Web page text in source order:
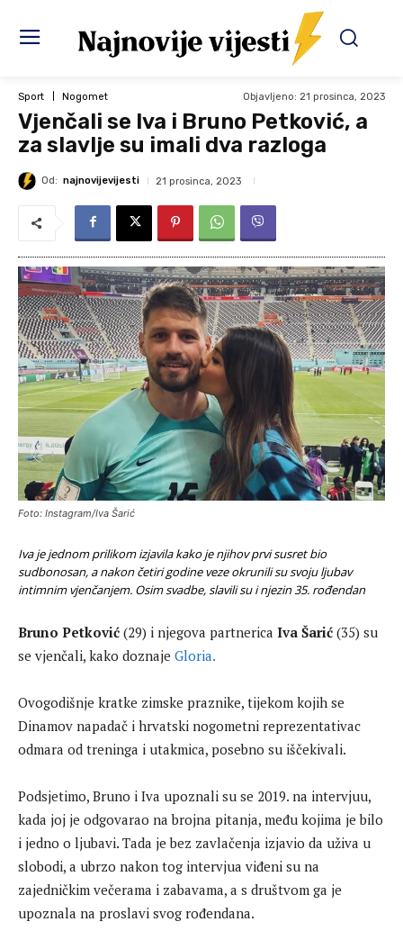
Sport Nogomet Objavljeno: 21 prosinca, 2023
Vjenčali se Iva i Bruno Petković, a
za slavlje su imali dva razloga
Od: najnovijevijesti 21 prosinca, 2023
Foto: Instagram/Iva Šarić
Iva je jednom prilikom izjavila kako je njihov prvi susret bio
sudbonosan, a nakon četiri godine veze okrunili su svoju ljubav
intimnim vjenčanjem. Osim svadbe, slavili su i njezin 35. rođendan
Bruno Petković (29) i njegova partnerica Iva Šarić (35) su
se vjenčali, kako doznaje Gloria.
Ovogodišnje kratke zimske praznike, tijekom kojih se
Dinamov napadač i hrvatski nogometni reprezentativac
odmara od treninga i utakmica, posebno su iščekivali.
Podsjetimo, Bruno i Iva upoznali su se 2019. na intervjuu,
kada joj je odgovarao na brojna pitanja, među kojima je bilo
i jedno o ljubavi. Tada je bez zavlačenja izjavio da uživa u
slobodi, a ubrzo nakon tog intervjua viđeni su na
zajedničkim večerama i zabavama, a s društvom ga je
upoznala na proslavi svog rođendana.